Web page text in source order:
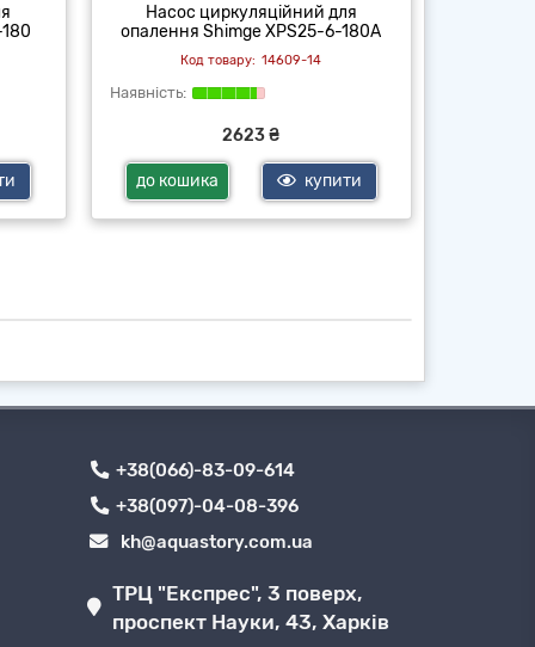
Насос циркуляційний для
опалення Shimge XPS25-6-180А
14609-14
2623 ₴
до кошика купити
+38(066)-83-09-614
+38(097)-04-08-396
kh@aquastory.com.ua
ТРЦ "Експрес", 3 поверх,
проспект Науки, 43, Харків